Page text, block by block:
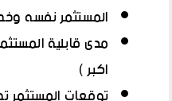
المستثمر نفسه
مدى قابلية
اكبر )